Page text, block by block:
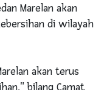
Marelan akan
di wilayah
akan terus
bilang Camat